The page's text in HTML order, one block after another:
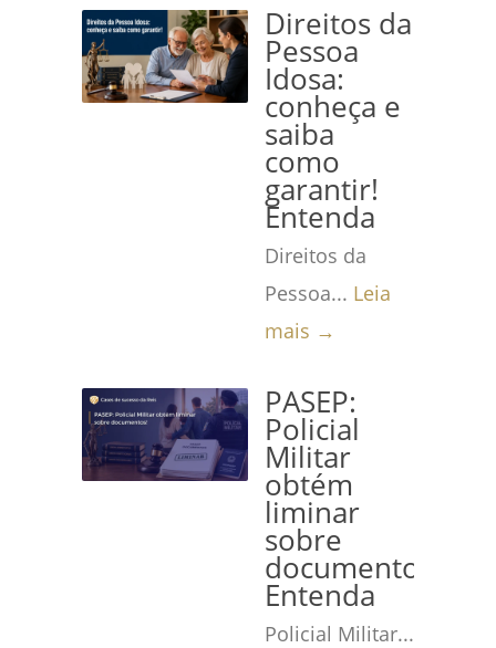
Direitos da
Pessoa
Idosa:
conheça e
saiba
como
garantir!
Entenda
Direitos da
Pessoa... Leia
mais →
PASEP:
Policial
Militar
obtém
liminar
sobre
documentos!
Entenda
Policial Militar...